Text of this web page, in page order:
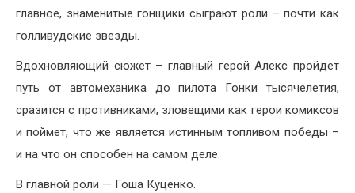
главное, знаменитые гонщики сыграют роли – почти как
голливудские звезды.
Вдохновляющий сюжет – главный герой Алекс пройдет
путь от автомеханика до пилота Гонки тысячелетия,
сразится с противниками, зловещими как герои комиксов
и поймет, что же является истинным топливом победы –
и на что он способен на самом деле.
В главной роли — Гоша Куценко.